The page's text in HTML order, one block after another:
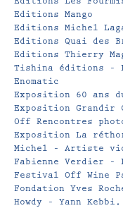
Editions Mango
Editions Michel
Editions Quai des
Editions Thierry
Tishina éditions
Enomatic
Exposition 60 ans
Exposition Grandir
Off Rencontres
Exposition La
Michel – Artiste
Fabienne Verdier
Festival Off Wine
Fondation Yves
Howdy – Yann